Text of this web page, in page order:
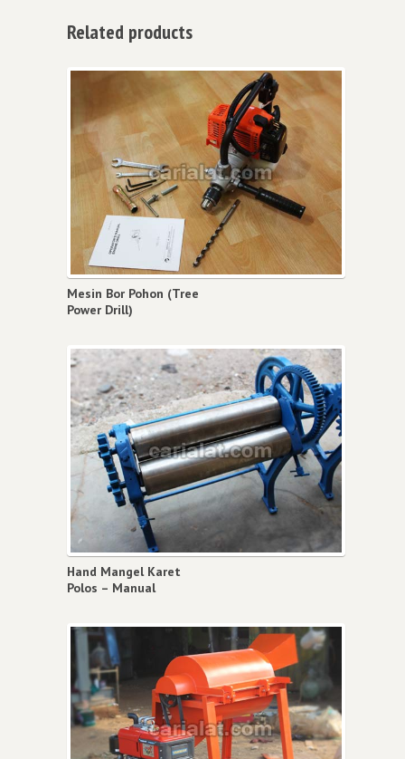
Related products
Mesin Bor Pohon (Tree
Power Drill)
Hand Mangel Karet
Polos – Manual